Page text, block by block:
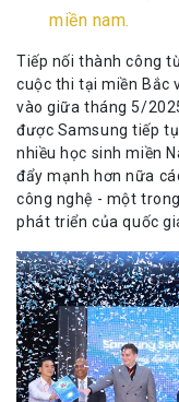
miền nam.
Tiếp nối thành công
cuộc thi tại miền Bắc
vào giữa tháng 5/
được Samsung tiếp
nhiều học sinh miền
đẩy mạnh hơn nữa
công nghệ - một
phát triển của quốc